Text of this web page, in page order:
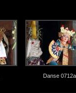
Danse 0712a